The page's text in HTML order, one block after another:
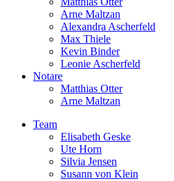
Arne Maltzan
Alexandra Ascherfeld
Max Thiele
Kevin Binder
Leonie Ascherfeld
Notare
Matthias Otter
Arne Maltzan
Team
Elisabeth Geske
Ute Horn
Silvia Jensen
Susann von Klein